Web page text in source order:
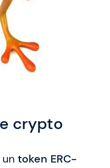
crypto
token ERC-